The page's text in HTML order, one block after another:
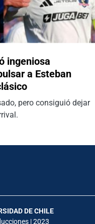
ingeniosa
a Esteban
pero consiguió dejar
DE CHILE
| 2023